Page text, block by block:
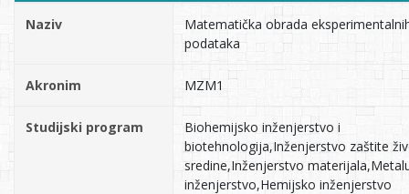
Naziv
Matematička obrada
podataka
Akronim MZM1
Studijski program
Biohemijsko inženjerstvo i
biotehnologija,Inženjerstvo zaštite
sredine,Inženjerstvo
inženjerstvo,Hemijsko inženjerstvo